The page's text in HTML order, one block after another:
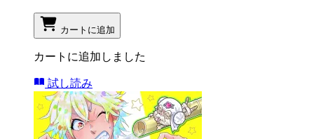
カートに追加
カートに追加しました
試し読み